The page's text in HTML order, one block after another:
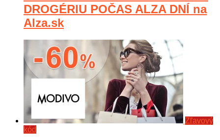
DROGÉRIU POČAS ALZA DNÍ na
Alza.sk
Zľavový
kód